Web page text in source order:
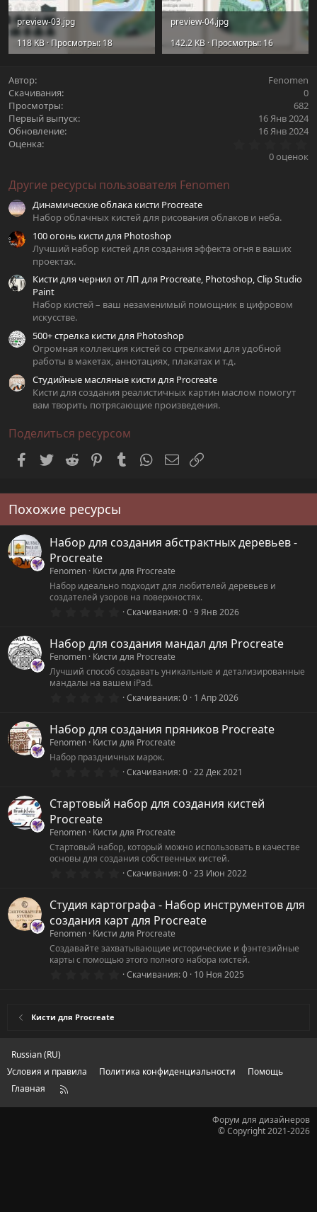
preview-03.jpg
118 KB · Просмотры: 18
preview-04.jpg
142.2 KB · Просмотры: 16
Автор
Fenomen
Скачивания
0
Просмотры
682
Первый выпуск
16 Янв 2024
Обновление
16 Янв 2024
Оценка
0
0 оценок
Другие ресурсы пользователя Fenomen
Динамические облака кисти Procreate
Набор облачных кистей для рисования облаков и неба.
100 огонь кисти для Photoshop
Лучший набор кистей для создания эффекта огня в ваших
проектах.
Кисти для чернил от ЛП для Procreate, Photoshop, Clip Studio
Paint
Набор кистей – ваш незаменимый помощник в цифровом
искусстве.
500+ стрелка кисти для Photoshop
Огромная коллекция кистей со стрелками для удобной
работы в макетах, аннотациях, плакатах и т.д.
Студийные масляные кисти для Procreate
Кисти для создания реалистичных картин маслом помогут
вам творить потрясающие произведения.
Поделиться ресурсом
Facebook
Twitter Reddit PinterestTumblrWhatsAppЭлектронная почта
Похожие ресурсы
Набор для создания абстрактных деревьев -
Procreate
Fenomen Кисти для Procreate
Набор идеально подходит для любителей деревьев и
создателей узоров на поверхностях.
0
0
з
в
ё
з
Скачивания 0 9 Янв 2026
Набор для создания мандал для Procreate
Fenomen Кисти для Procreate
Лучший способ создавать уникальные и детализированные
мандалы на вашем iPad.
0
0
з
в
ё
д
Скачивания 0 1 Апр 2026
Набор для создания пряников Procreate
Fenomen Кисти для Procreate
Набор праздничных марок.
0
0
з
ё
з
д
Скачивания 0 22 Дек 2021
Стартовый набор для создания кистей
Procreate
Fenomen Кисти для Procreate
Стартовый набор, который можно использовать в качестве
основы для создания собственных кистей.
0
0
з
в
ё
з
д
Скачивания 0 23 Июн 2022
Студия картографа - Набор инструментов для
создания карт для Procreate
Fenomen Кисти для Procreate
Создавайте захватывающие исторические и фэнтезийные
карты с помощью этого полного набора кистей.
0Скачивания 0 10 Ноя 2025
Кисти для Procreate
Russian (RU)
Условия и правила
Политика конфиденциальности
Помощь
Главная
R
Форум для дизайнеров
© Copyright 2021-2026